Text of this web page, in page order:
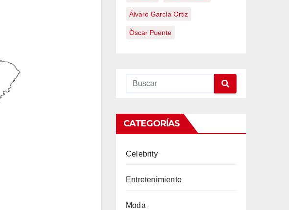
Álvaro García Ortiz
Óscar Puente
CATEGORÍAS
Celebrity
Entretenimiento
Moda